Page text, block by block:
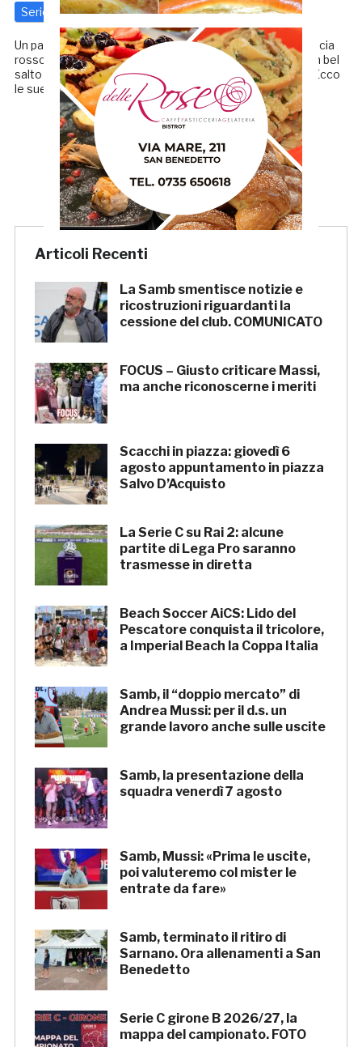
Serie C 7 Dicembre 2017 diRedazione GRB
Un passo indietro. Prima di diventare il “trattore” della fascia
rossoblù sambenedettese arava quella di Lumezzane. Un bel
salto se si parla di ambiente ed ambizioni per Rapisarda. Ecco
le sue parole a VeraTv «A […]
← Precedenti 1 2
Articoli Recenti
La Samb smentisce notizie e
ricostruzioni riguardanti la
cessione del club. COMUNICATO
FOCUS – Giusto criticare Massi,
ma anche riconoscerne i meriti
Scacchi in piazza: giovedì 6
agosto appuntamento in piazza
Salvo D’Acquisto
La Serie C su Rai 2: alcune
partite di Lega Pro saranno
trasmesse in diretta
Beach Soccer AiCS: Lido del
Pescatore conquista il tricolore,
a Imperial Beach la Coppa Italia
Samb, il “doppio mercato” di
Andrea Mussi: per il d.s. un
grande lavoro anche sulle uscite
Samb, la presentazione della
squadra venerdì 7 agosto
Samb, Mussi: «Prima le uscite,
poi valuteremo col mister le
entrate da fare»
Samb, terminato il ritiro di
Sarnano. Ora allenamenti a San
Benedetto
Serie C girone B 2026/27, la
mappa del campionato. FOTO